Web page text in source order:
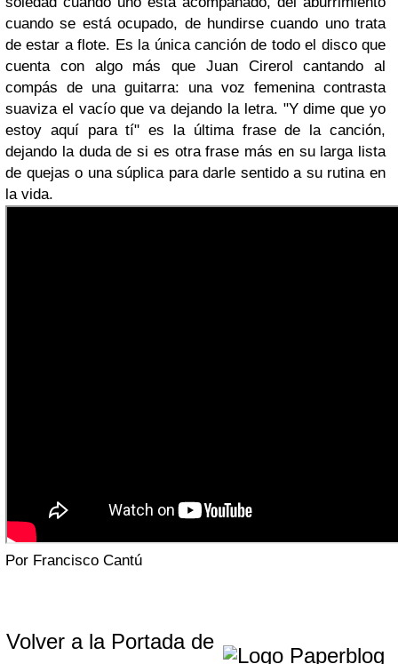
cuando se está ocupado, de hundirse cuando uno trata
de estar a flote. Es la única canción de todo el disco que
cuenta con algo más que Juan Cirerol cantando al
compás de una guitarra: una voz femenina contrasta
suaviza el vacío que va dejando la letra. "Y dime que yo
estoy aquí para tí" es la última frase de la canción,
dejando la duda de si es otra frase más en su larga lista
de quejas o una súplica para darle sentido a su rutina en
la vida.
Por Francisco Cantú
Volver a la Portada de